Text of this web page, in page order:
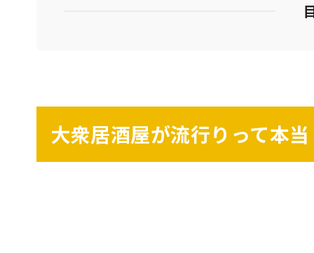
大衆居酒屋が流行りって本当